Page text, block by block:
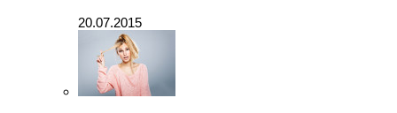
20.07.2015